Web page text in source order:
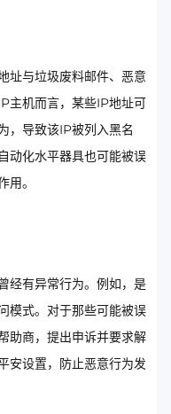
址与垃圾废料邮件、恶意
主机而言，某些IP地址可
，导致该IP被列入黑名
动化水平器具也可能被误
。
经有异常行为。例如，是
模式。对于那些可能被误
助商，提出申诉并要求解
安设置，防止恶意行为发